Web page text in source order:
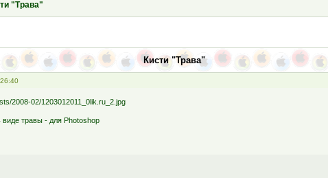
"Трава"
Кисти "Трава"
виде травы - для Photoshop